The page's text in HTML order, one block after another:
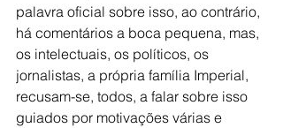
palavra oficial sobre isso, ao contrário,
há comentários a boca pequena, mas,
os intelectuais, os políticos, os
jornalistas, a própria família Imperial,
recusam-se, todos, a falar sobre isso
guiados por motivações várias e